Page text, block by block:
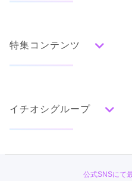
みんなの振袖ランキングト
色別ランキング
グレー
白
エレガント キュ
口コミから探す
特集コンテンツ
ママ振特集
個性的振袖コーディネート
成人式レポート
振袖ブランド特集
イチオシグループ
公式SNSにて